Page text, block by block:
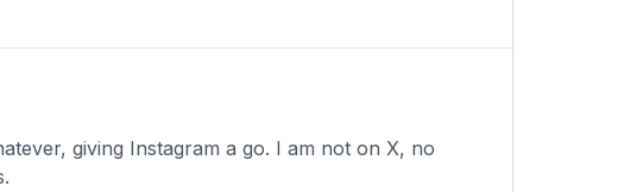
giving Instagram a go. I am not on X, no